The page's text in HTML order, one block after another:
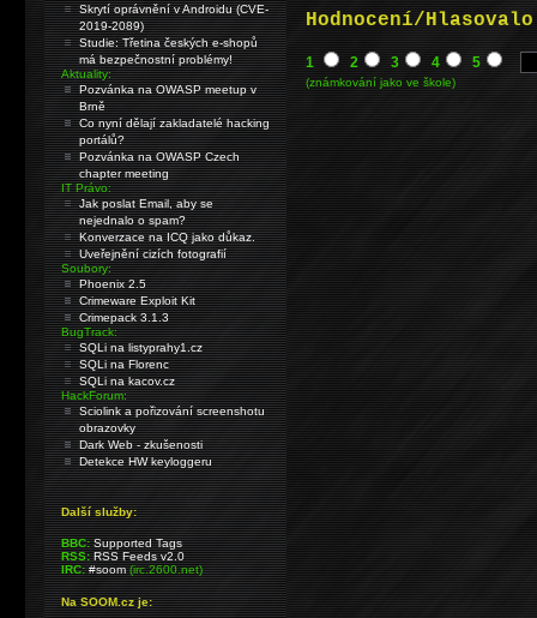
Hodnocení/
1 2 3 4 5
(známkování jako ve škole)
Skrytí oprávnění v Androidu (CVE-
2019-2089)
Studie: Třetina českých e-shopů
má bezpečnostní problémy!
Aktuality:
Pozvánka na OWASP meetup v
Brně
Co nyní dělají zakladatelé hacking
portálů?
Pozvánka na OWASP Czech
chapter meeting
IT Právo:
Jak poslat Email, aby se
nejednalo o spam?
Konverzace na ICQ jako důkaz.
Uveřejnění cizích fotografií
Soubory:
Phoenix 2.5
Crimeware Exploit Kit
Crimepack 3.1.3
BugTrack:
SQLi na listyprahy1.cz
SQLi na Florenc
SQLi na kacov.cz
HackForum:
Sciolink a pořizování screenshotu
obrazovky
Dark Web - zkušenosti
Detekce HW keyloggeru
Další služby:
BBC: Supported Tags
RSS: RSS Feeds v2.0
IRC: #soom(irc.2600.net)
Na SOOM.cz je: